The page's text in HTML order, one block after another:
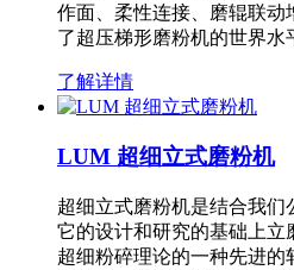
作面、柔性连接、磨辊联动
了超压梯形磨粉机的世界
了解详情
LUM 超细立式磨粉机
超细立式磨粉机是结合我们
它的设计和研究的基础上立
超细粉碎理论的一种先进